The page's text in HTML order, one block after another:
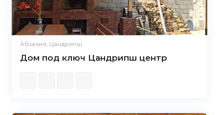
Абхазия, Цандрипш
Дом под ключ Цандрипш центр